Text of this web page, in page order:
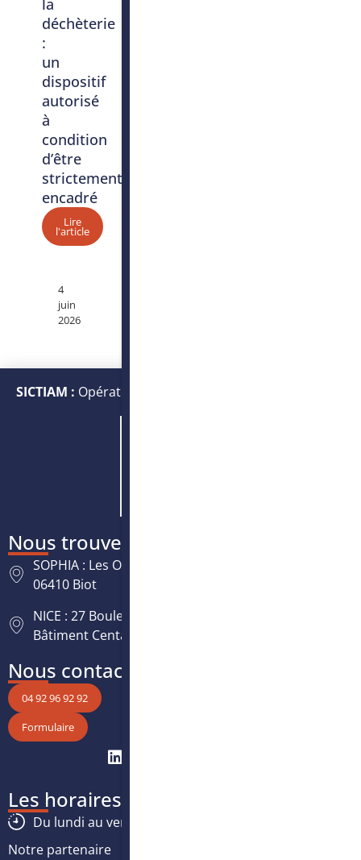
la
déchèterie
:
un
dispositif
autorisé
à
condition
d’être
strictement
encadré
Lire
l'article
4
juin
2026
SICTIAM : Opérateur public de services numériques et
Nous trouver
SOPHIA : Les Oréades, 125 rue des Amandiers,
06410 Biot
NICE : 27 Boulevard Paul Montel Nice Leader -
Bâtiment Centaure, 06200 Nice
Nous contacter
04 92 96 92 92
Formulaire
Les horaires
Du lundi au vendredi :
Notre partenaire